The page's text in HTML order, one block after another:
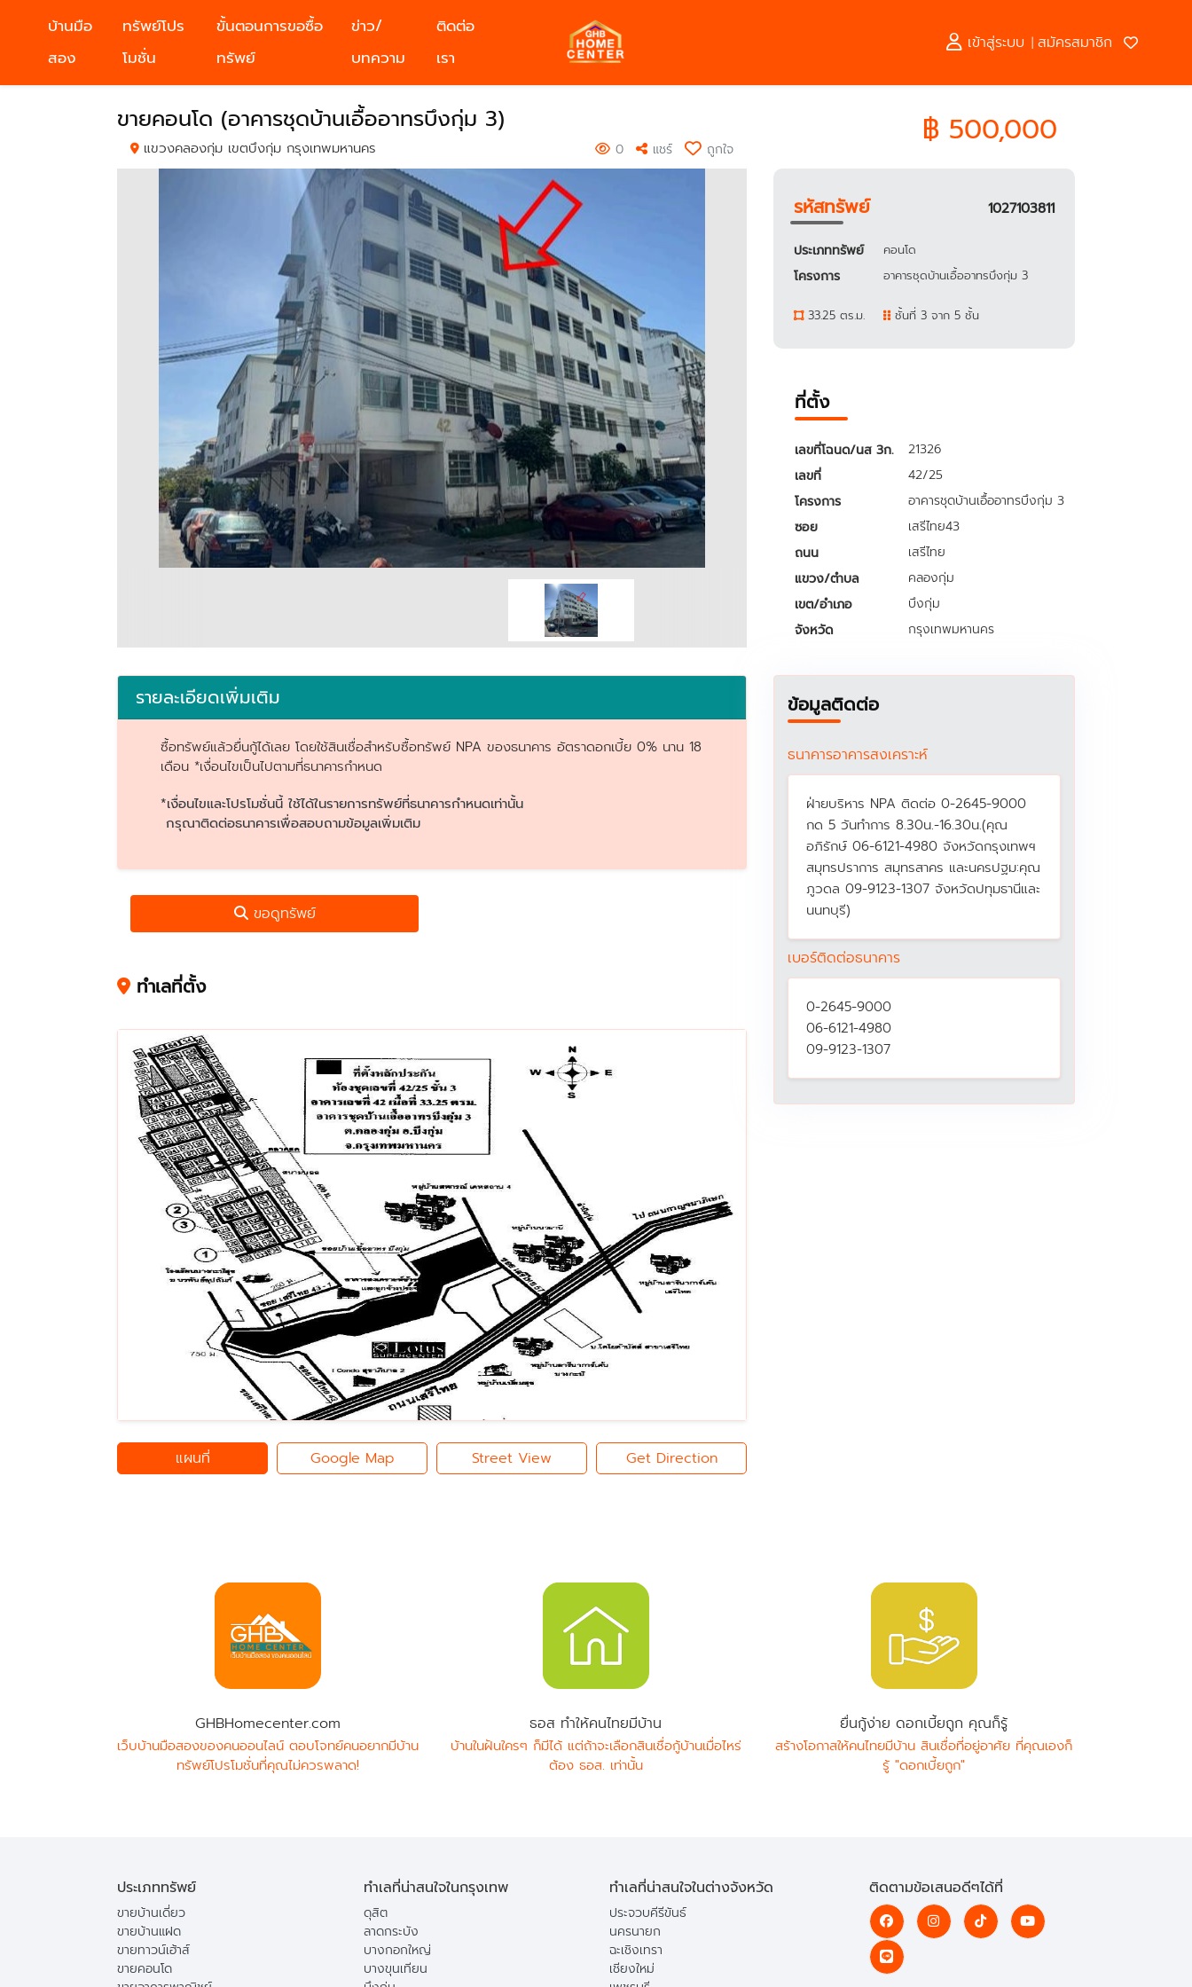
บ้านมือ
สอง
ทรัพย์โปร
โมชั่น
ขั้นตอนการขอซื้อ
ทรัพย์
ข่าว/
บทความ
ติดต่อ
เรา
เข้าสู่ระบบ | สมัครสมาชิก
ขายคอนโด (อาคารชุดบ้านเอื้ออาทรบึงกุ่ม 3)
แขวงคลองกุ่ม เขตบึงกุ่ม กรุงเทพมหานคร 0 แชร์ ถูกใจ ฿ 500,000
รหัสทรัพย์ 1027103811
ประเภททรัพย์ คอนโด
โครงการ อาคารชุดบ้านเอื้ออาทรบึงกุ่ม 3
33.25 ตร.ม. ชั้นที่ 3 จาก 5 ชั้น
ที่ตั้ง
เลขที่โฉนด/นส 3ก.
21326
เลขที่
42/25
โครงการ
อาคารชุดบ้านเอื้ออาทรบึงกุ่ม 3
ซอย
เสรีไทย43
ถนน
เสรีไทย
แขวง/ตำบล
คลองกุ่ม
เขต/อำเภอ
บึงกุ่ม
จังหวัด
กรุงเทพมหานคร
รายละเอียดเพิ่มเติม
ซื้อทรัพย์แล้วยื่นกู้ได้เลย โดยใช้สินเชื่อสำหรับซื้อทรัพย์ NPA ของธนาคาร อัตราดอกเบี้ย 0% นาน 18
เดือน *เงื่อนไขเป็นไปตามที่ธนาคารกำหนด
*เงื่อนไขและโปรโมชั่นนี้ ใช้ได้ในรายการทรัพย์ที่ธนาคารกำหนดเท่านั้น
กรุณาติดต่อธนาคารเพื่อสอบถามข้อมูลเพิ่มเติม
ขอดูทรัพย์
ทำเลที่ตั้ง
แผนที่ Google Map Street View Get Direction
ข้อมูลติดต่อ
ธนาคารอาคารสงเคราะห์
ฝ่ายบริหาร NPA ติดต่อ 0-2645-9000
กด 5 วันทำการ 8.30น.-16.30น.(คุณ
อภิรักษ์ 06-6121-4980 จังหวัดกรุงเทพฯ
สมุทรปราการ สมุทรสาคร และนครปฐม:คุณ
ภูวดล 09-9123-1307 จังหวัดปทุมธานีและ
นนทบุรี)
เบอร์ติดต่อธนาคาร
0-2645-9000
06-6121-4980
09-9123-1307
GHBHomecenter.com
เว็บบ้านมือสองของคนออนไลน์ ตอบโจทย์คนอยากมีบ้าน
ทรัพย์โปรโมชั่นที่คุณไม่ควรพลาด!
ธอส ทำให้คนไทยมีบ้าน
บ้านในฝันใครๆ ก็มีได้ แต่ถ้าจะเลือกสินเชื่อกู้บ้านเมื่อไหร่
ต้อง ธอส. เท่านั้น
ยื่นกู้ง่าย ดอกเบี้ยถูก คุณก็รู้
สร้างโอกาสให้คนไทยมีบ้าน สินเชื่อที่อยู่อาศัย ที่คุณเองก็
รู้ "ดอกเบี้ยถูก"
ประเภททรัพย์
ขายบ้านเดี่ยว
ขายบ้านแฝด
ขายทาวน์เฮ้าส์
ขายคอนโด
ทำเลที่น่าสนใจในกรุงเทพ
ดุสิต
ลาดกระบัง
บางกอกใหญ่
บางขุนเทียน
ทำเลที่น่าสนใจในต่างจังหวัด
ประจวบคีรีขันธ์
นครนายก
ฉะเชิงเทรา
เชียงใหม่
ติดตามข้อเสนอดีๆได้ที่